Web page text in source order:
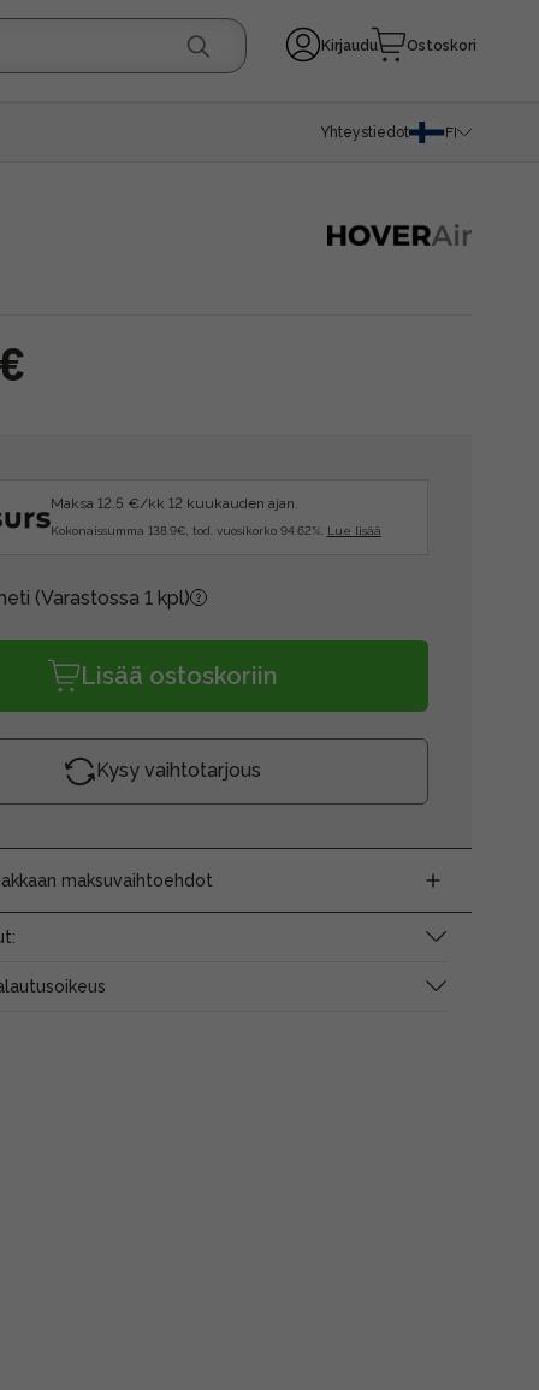
Kirjaudu Ostoskori
Yhteystiedot FI
Maksa 12.5 €/kk 12 kuukauden ajan.
Kokonaissumma 138.9€, tod. vuosikorko 94.62%. Lue lisää
(Varastossa 1 kpl)
Lisää ostoskoriin
Kysy vaihtotarjous
maksuvaihtoehdot